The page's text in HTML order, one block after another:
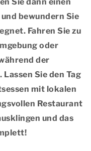
Sie dann einen
bewundern Sie
Fahren Sie zu
oder
der
Sie den Tag
mit lokalen
Restaurant
und das